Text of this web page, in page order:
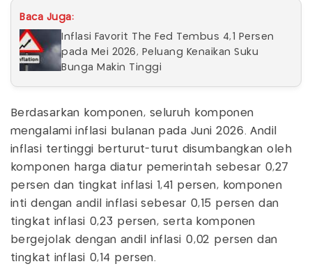
Baca Juga:
Inflasi Favorit The Fed Tembus 4,1 Persen
pada Mei 2026, Peluang Kenaikan Suku
Bunga Makin Tinggi
Berdasarkan komponen, seluruh komponen
mengalami inflasi bulanan pada Juni 2026. Andil
inflasi tertinggi berturut-turut disumbangkan oleh
komponen harga diatur pemerintah sebesar 0,27
persen dan tingkat inflasi 1,41 persen, komponen
inti dengan andil inflasi sebesar 0,15 persen dan
tingkat inflasi 0,23 persen, serta komponen
bergejolak dengan andil inflasi 0,02 persen dan
tingkat inflasi 0,14 persen.